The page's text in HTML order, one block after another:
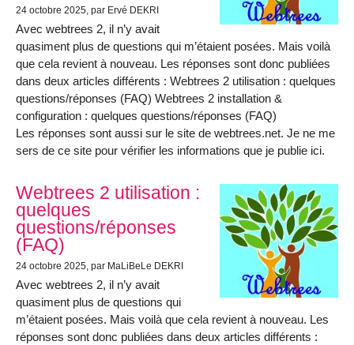
24 octobre 2025, par Ervé DEKRI
Avec webtrees 2, il n’y avait
quasiment plus de questions qui m’étaient posées. Mais voilà
que cela revient à nouveau. Les réponses sont donc publiées
dans deux articles différents : Webtrees 2 utilisation : quelques
questions/réponses (FAQ) Webtrees 2 installation &
configuration : quelques questions/réponses (FAQ)
Les réponses sont aussi sur le site de webtrees.net. Je ne me
sers de ce site pour vérifier les informations que je publie ici.
Webtrees 2 utilisation :
quelques
questions/réponses
(FAQ)
24 octobre 2025, par MaLiBeLe DEKRI
Avec webtrees 2, il n’y avait
quasiment plus de questions qui
m’étaient posées. Mais voilà que cela revient à nouveau. Les
réponses sont donc publiées dans deux articles différents :